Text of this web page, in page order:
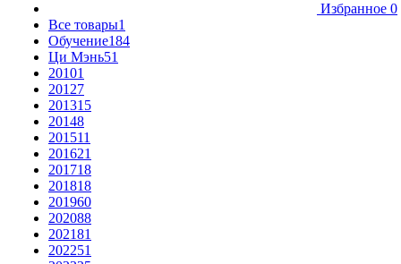
Избранное 0
Все товары1
Обучение184
Ци Мэнь51
20101
20127
201315
20148
201511
201621
201718
201818
201960
202088
202181
202251